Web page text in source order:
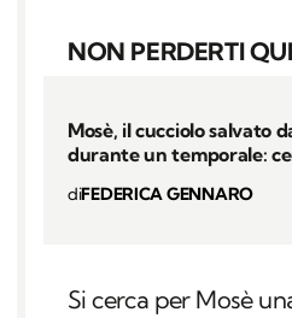
NON PERDERTI
Mosè, il cucciolo salvato
durante un temporale:
diFEDERICA GENNARO
Si cerca per Mosè